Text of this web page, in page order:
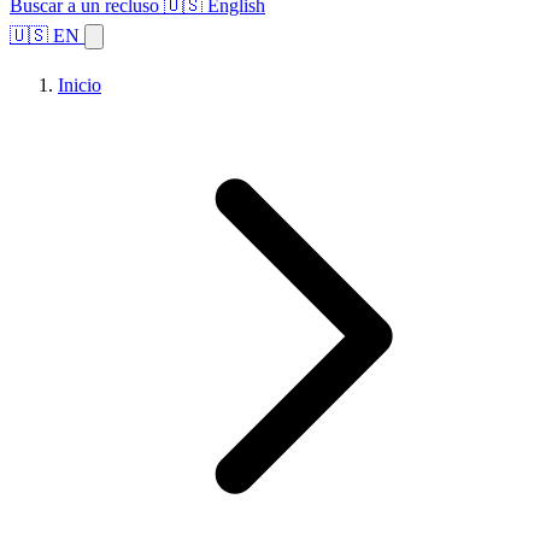
Buscar a un recluso 🇺🇸 English
🇺🇸 EN
Inicio